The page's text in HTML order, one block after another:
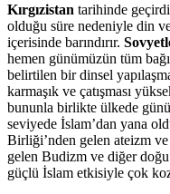
Kırgızistan tarihinde
olduğu süre nedeniyle din
içerisinde barındırır.
hemen günümüzün tüm
belirtilen bir dinsel
karmaşık ve çatışması
bununla birlikte ülkede
seviyede İslam’dan yana
Birliği’nden gelen ateizm
gelen Budizm ve diğer
güçlü İslam etkisiyle çok